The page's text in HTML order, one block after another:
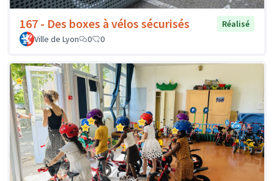
167 - Des boxes à vélos sécurisés
Réalisé
Ville de Lyon
0 0